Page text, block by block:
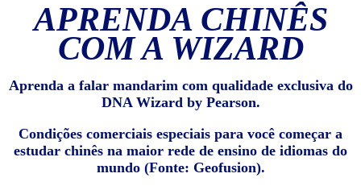
APRENDA CHINÊS
COM A WIZARD
Aprenda a falar mandarim com qualidade exclusiva do
DNA Wizard by Pearson.
Condições comerciais especiais para você começar a
estudar chinês na maior rede de ensino de idiomas do
mundo (Fonte: Geofusion).